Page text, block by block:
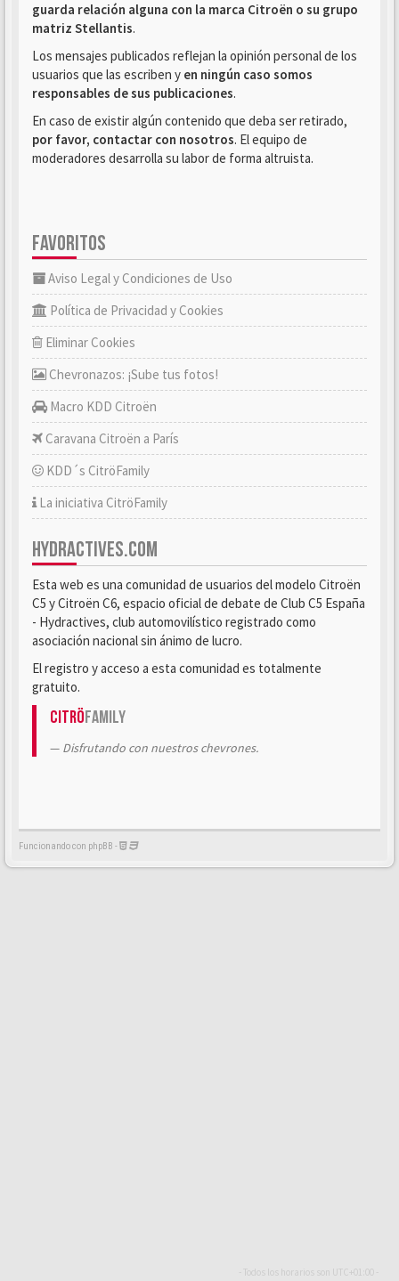
guarda relación alguna con la marca Citroën o su grupo
matriz Stellantis.
Los mensajes publicados reflejan la opinión personal de los
usuarios que las escriben y en ningún caso somos
responsables de sus publicaciones.
En caso de existir algún contenido que deba ser retirado,
por favor, contactar con nosotros. El equipo de
moderadores desarrolla su labor de forma altruista.
FAVORITOS
Aviso Legal y Condiciones de Uso
Política de Privacidad y Cookies
Eliminar Cookies
Chevronazos: ¡Sube tus fotos!
Macro KDD Citroën
Caravana Citroën a París
KDD´s CitröFamily
La iniciativa CitröFamily
HYDRACTIVES.COM
Esta web es una comunidad de usuarios del modelo Citroën
C5 y Citroën C6, espacio oficial de debate de Club C5 España
- Hydractives, club automovilístico registrado como
asociación nacional sin ánimo de lucro.
El registro y acceso a esta comunidad es totalmente
gratuito.
CitröFamily
Disfrutando con nuestros chevrones.
Funcionando con phpBB -
- Todos los horarios son UTC+01:00